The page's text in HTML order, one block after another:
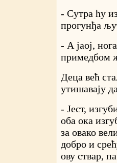
- Сутра ћу
прогунђа
- А јаој,
примедбом
Деца већ
утишавају
- Јест,
оба ока
за овако
добро и
ову ствар,